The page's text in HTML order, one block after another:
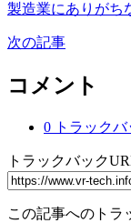
製造業にありがち
次の記事
コメント
0 トラックバ
トラックバック
この記事へのトラ